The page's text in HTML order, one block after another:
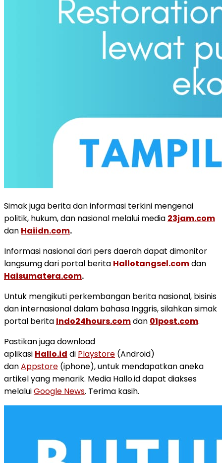
Simak juga berita dan informasi terkini mengenai
politik, hukum, dan nasional melalui media 23jam.com
dan Haiidn.com.
Informasi nasional dari pers daerah dapat dimonitor
langsumg dari portal berita Hallotangsel.comdan
Haisumatera.com.
Untuk mengikuti perkembangan berita nasional, bisinis
dan internasional dalam bahasa Inggris, silahkan simak
portal berita Indo24hours.comdan 01post.com.
Pastikan juga download
aplikasi Hallo.id di Playstore (Android)
danAppstore (iphone), untuk mendapatkan aneka
artikel yang menarik. Media Hallo.id dapat diakses
melaluiGoogle News. Terima kasih.